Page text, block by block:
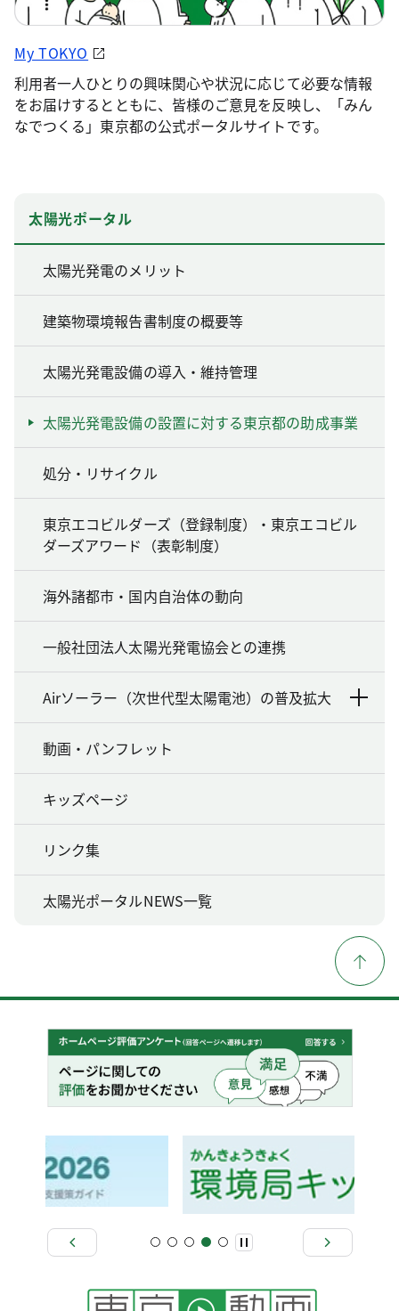
My TOKYO
利用者一人ひとりの興味関心や状況に応じて必要な情報
をお届けするとともに、皆様のご意見を反映し、「みん
なでつくる」東京都の公式ポータルサイトです。
太陽光ポータル
太陽光発電のメリット
建築物環境報告書制度の概要等
太陽光発電設備の導入・維持管理
太陽光発電設備の設置に対する東京都の助成事業
処分・リサイクル
東京エコビルダーズ（登録制度）・東京エコビル
ダーズアワード（表彰制度）
海外諸都市・国内自治体の動向
一般社団法人太陽光発電協会との連携
Airソーラー（次世代型太陽電池）の普及拡大
動画・パンフレット
キッズページ
リンク集
太陽光ポータルNEWS一覧